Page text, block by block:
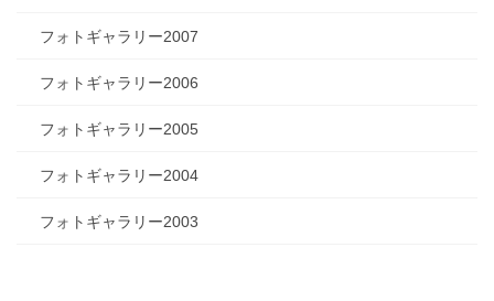
フォトギャラリー2007
フォトギャラリー2006
フォトギャラリー2005
フォトギャラリー2004
フォトギャラリー2003